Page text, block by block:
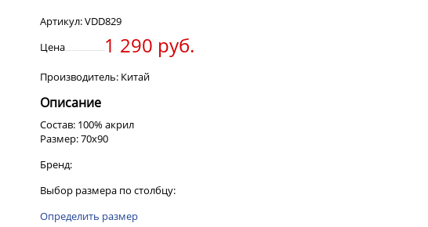
Артикул:VDD829
Цена
1 290 руб.
Производитель: Китай
Описание
Состав: 100% акрил
Размер: 70х90
Бренд:
Выбор размера по столбцу:
Определить размер